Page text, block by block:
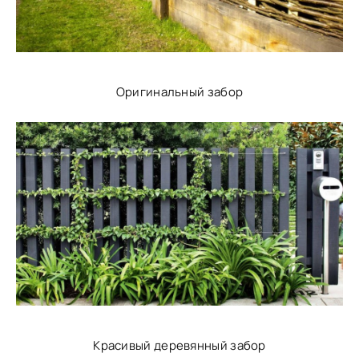
Оригинальный забор
Красивый деревянный забор